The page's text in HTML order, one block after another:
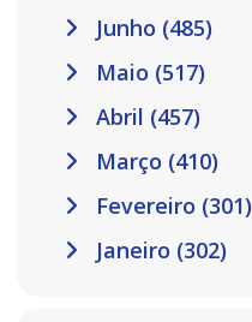
Junho (485)
Maio (517)
Abril (457)
Março (410)
Fevereiro (301)
Janeiro (302)